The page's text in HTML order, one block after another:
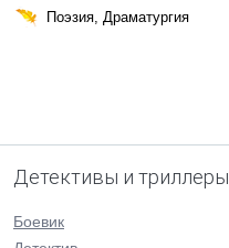
Поэзия, Драматургия
Детективы и триллеры
Боевик